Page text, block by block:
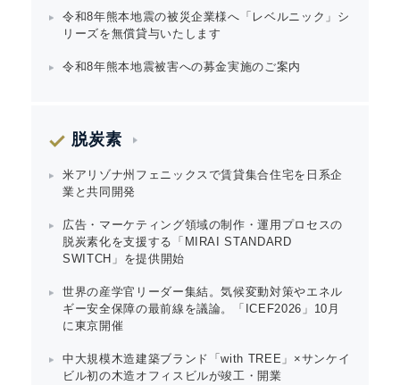
令和8年熊本地震の被災企業様へ「レベルニック」シ
リーズを無償貸与いたします
令和8年熊本地震被害への募金実施のご案内
脱炭素
米アリゾナ州フェニックスで賃貸集合住宅を日系企
業と共同開発
広告・マーケティング領域の制作・運用プロセスの
脱炭素化を支援する「MIRAI STANDARD
SWITCH」を提供開始
世界の産学官リーダー集結。気候変動対策やエネル
ギー安全保障の最前線を議論。「ICEF2026」10月
に東京開催
中大規模木造建築ブランド「with TREE」×サンケイ
ビル初の木造オフィスビルが竣工・開業
Japanese